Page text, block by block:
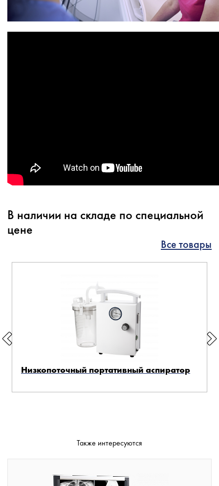
В наличии на складе по специальной
цене
Все товары
Низкопоточный портативный аспиратор
Также интересуются